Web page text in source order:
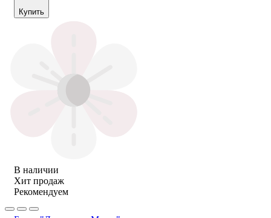
Купить
В наличии
Хит продаж
Рекомендуем